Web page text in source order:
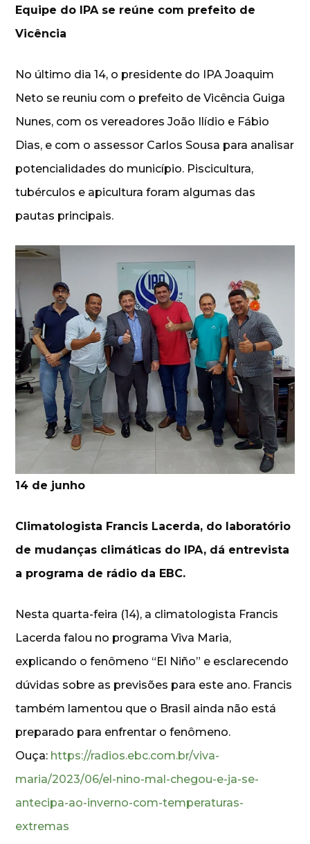
Equipe do IPA se reúne com prefeito de
Vicência
No último dia 14, o presidente do IPA Joaquim
Neto se reuniu com o prefeito de Vicência Guiga
Nunes, com os vereadores João Ilídio e Fábio
Dias, e com o assessor Carlos Sousa para analisar
potencialidades do município. Piscicultura,
tubérculos e apicultura foram algumas das
pautas principais.
14 de junho
Climatologista Francis Lacerda, do laboratório
de mudanças climáticas do IPA, dá entrevista
a programa de rádio da EBC.
Nesta quarta-feira (14), a climatologista Francis
Lacerda falou no programa Viva Maria,
explicando o fenômeno “El Niño” e esclarecendo
dúvidas sobre as previsões para este ano. Francis
também lamentou que o Brasil ainda não está
preparado para enfrentar o fenômeno.
Ouça: https://radios.ebc.com.br/viva-
maria/2023/06/el-nino-mal-chegou-e-ja-se-
antecipa-ao-inverno-com-temperaturas-
extremas